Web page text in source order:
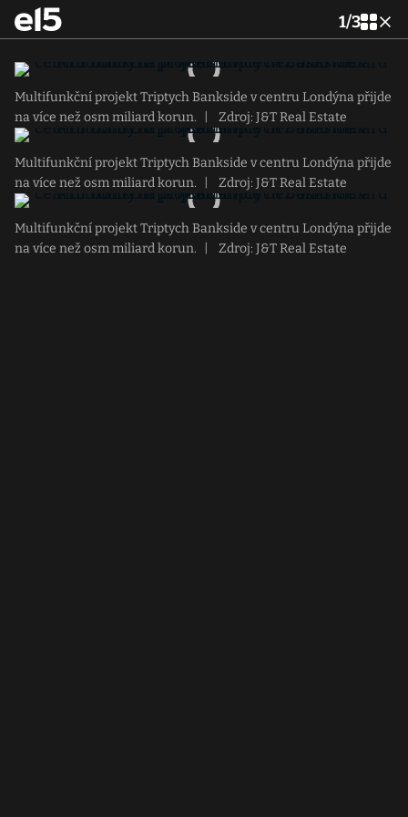
1/3
Multifunkční projekt Triptych Bankside v centru Londýna přijde
na více než osm miliard korun.
Zdroj: J&T Real Estate
Multifunkční projekt Triptych Bankside v centru Londýna přijde
na více než osm miliard korun.
Zdroj: J&T Real Estate
Multifunkční projekt Triptych Bankside v centru Londýna přijde
na více než osm miliard korun.
Zdroj: J&T Real Estate